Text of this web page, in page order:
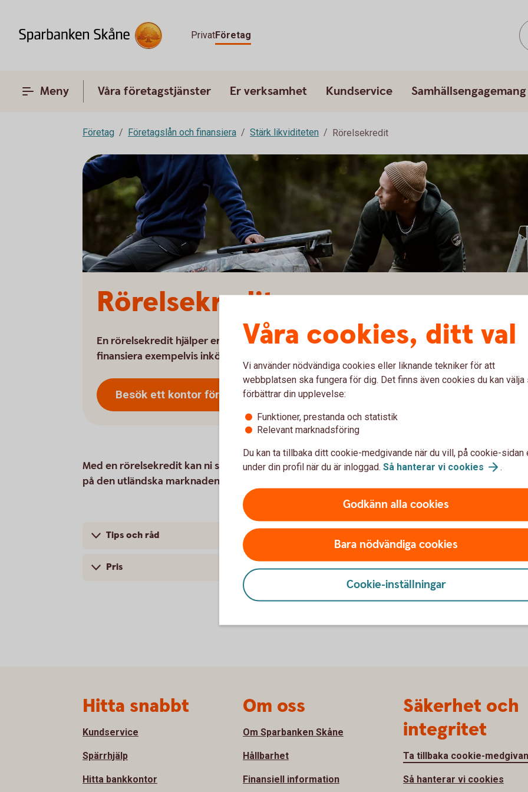
PrivatFöretag
Meny Våra företagstjänster Er verksamhet Kundservice Samhällsengagemang
Företag Företagslån och finansiera Stärk likviditeten Rörelsekredit
Rörelsekredit
En rörelsekredit hjälper er att jämna ut toppar och dalar i ekonomin och kan vara ett sätt att
finansiera exempelvis inköp på den utländska marknaden.
Besök ett kontor för att skaffatjänsten
Med en rörelsekredit kan ni snabbt frigöra kapital för att lösa kortfristiga finansieringsbehov
på den utländska marknaden. Rörelsekredit kan erhållas i de flesta valutor.
Tips och råd
Pris
Våra cookies, ditt val
Vi använder nödvändiga cookies eller liknande tekniker för att
webbplatsen ska fungera för dig. Det finns även cookies du kan välja
förbättrar din upplevelse:
Funktioner, prestanda och statistik
Relevant marknadsföring
Du kan ta tillbaka ditt cookie-medgivande när du vill, på cookie-sidan
under din profil när du är inloggad. Så hanterar vi cookies .
Godkänn alla cookies
Bara nödvändiga cookies
Cookie-inställningar
Hitta snabbt
Kundservice
Spärrhjälp
Hitta bankkontor
Om oss
Om Sparbanken Skåne
Hållbarhet
Finansiell information
Säkerhet och
integritet
Ta tillbaka cookie-
Så hanterar vi cookies